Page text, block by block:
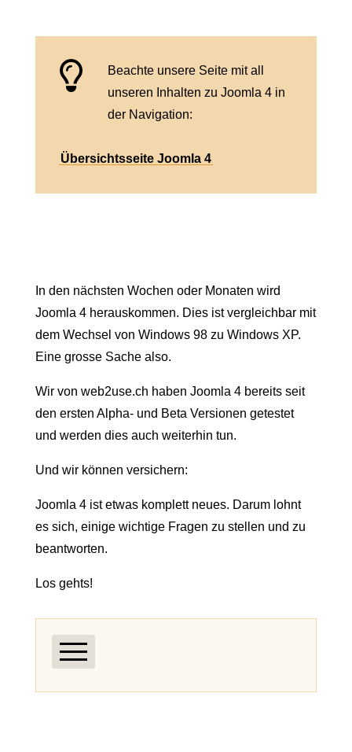
Beachte unsere Seite mit all
unseren Inhalten zu Joomla 4 in
der Navigation:
Übersichtsseite Joomla 4
In den nächsten Wochen oder Monaten wird
Joomla 4 herauskommen. Dies ist vergleichbar mit
dem Wechsel von Windows 98 zu Windows XP.
Eine grosse Sache also.
Wir von web2use.ch haben Joomla 4 bereits seit
den ersten Alpha- und Beta Versionen getestet
und werden dies auch weiterhin tun.
Und wir können versichern:
Joomla 4 ist etwas komplett neues. Darum lohnt
es sich, einige wichtige Fragen zu stellen und zu
beantworten.
Los gehts!
Was ist Joomla 4?